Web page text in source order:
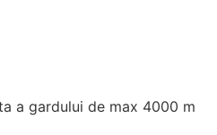
a gardului de max 4000 m